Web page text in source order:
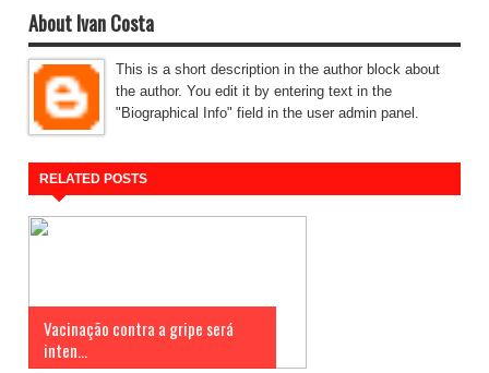
About Ivan Costa
This is a short description in the author block about
the author. You edit it by entering text in the
"Biographical Info" field in the user admin panel.
RELATED POSTS
Vacinação contra a gripe será
inten...